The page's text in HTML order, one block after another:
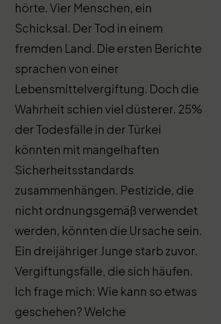
hörte. Vier Menschen, ein
Schicksal. Der Tod in einem
fremden Land. Die ersten Berichte
sprachen von einer
Lebensmittelvergiftung. Doch die
Wahrheit schien viel düsterer. 25%
der Todesfälle in der Türkei
könnten mit mangelhaften
Sicherheitsstandards
zusammenhängen. Pestizide, die
nicht ordnungsgemäß verwendet
werden, könnten die Ursache sein.
Ein dreijähriger Junge starb zuvor.
Vergiftungsfälle, die sich häufen.
Ich frage mich: Wie kann so etwas
geschehen? Welche